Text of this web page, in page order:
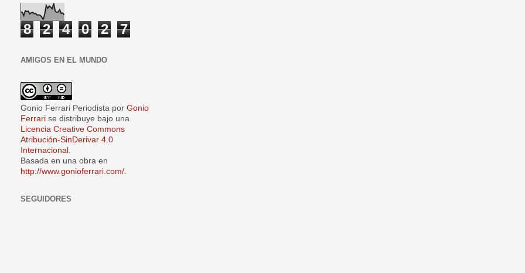
8 2 4 0 2 7
AMIGOS EN EL MUNDO
Gonio Ferrari Periodista por Gonio
Ferrari se distribuye bajo una
Licencia Creative Commons
Atribución-SinDerivar 4.0
Internacional .
Basada en una obra en
http://www.gonioferrari.com/.
SEGUIDORES